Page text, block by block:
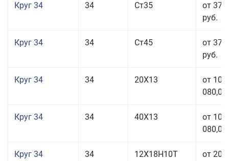
Круг 34 34 Ст35
от 37
руб.
Круг 34 34 Ст45
от 37
руб.
Круг 34 34 20Х13
от 101
080,00
Круг 34 34 40Х13
от 101
080,00
Круг 34 34 12Х18Н10Т
от 208